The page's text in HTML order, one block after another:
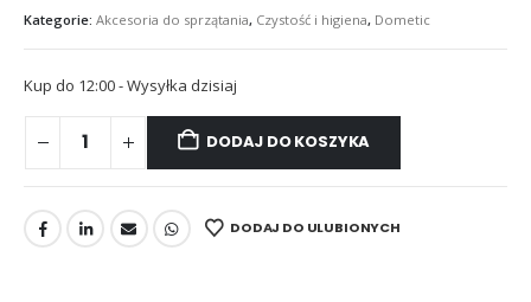
Kategorie: Akcesoria do sprzątania, Czystość i higiena, Dometic
Kup do 12:00 - Wysyłka dzisiaj
DODAJ DO KOSZYKA
DODAJ DO ULUBIONYCH